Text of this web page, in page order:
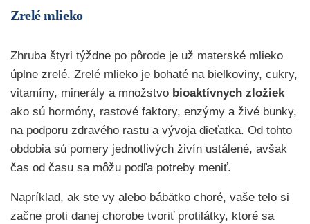
Zrelé mlieko
Zhruba štyri týždne po pôrode je už materské mlieko
úplne zrelé. Zrelé mlieko je bohaté na bielkoviny, cukry,
vitamíny, minerály a množstvo bioaktívnych zložiek
ako sú hormóny, rastové faktory, enzýmy a živé bunky,
na podporu zdravého rastu a vývoja dieťatka. Od tohto
obdobia sú pomery jednotlivých živín ustálené, avšak
čas od času sa môžu podľa potreby meniť.
Napríklad, ak ste vy alebo bábätko choré, vaše telo si
začne proti danej chorobe tvoriť protilátky, ktoré sa